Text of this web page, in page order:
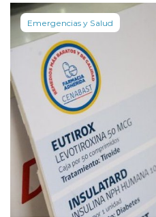
Emergencias y Salud